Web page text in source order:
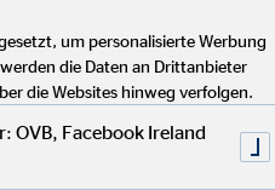
Wer ständig einen
schließlich nicht wirklich
Bankgeschäfte. Wer als
stellt, läuft Gefahr, Kunden
um personalisierte Werbung
die Daten an Drittanbieter
die Websites hinweg verfolgen.
OVB, Facebook Ireland